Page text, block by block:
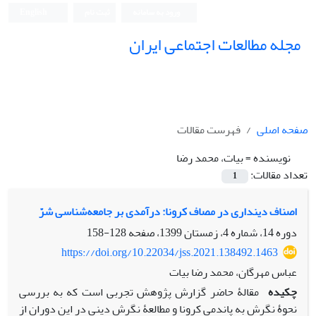
مجله مطالعات اجتماعی ایران
صفحه اصلی
فهرست مقالات
نویسنده =بیات، محمد رضا
تعداد مقالات:
1
اصناف دینداری در مصاف کرونا: درآمدی بر جامعه‌شناسی شرّ
دوره 14، شماره 4، زمستان 1399، صفحه
128-158
https://doi.org/10.22034/jss.2021.138492.1463
عباس مهرگان، محمد رضا بیات
چکیده مقالۀ حاضر گزارش پژوهش تجربی است که به بررسی
نحوۀ نگرش به پاندمی کرونا و مطالعۀ نگرش دینی در این دوران از